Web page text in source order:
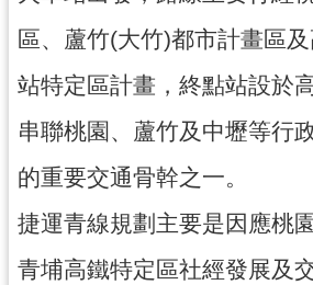
務
資
訊
工
程
度
廉
區、蘆竹(大竹)都市計畫區
站特定區計畫，終點站設於
串聯桃園、蘆竹及中壢等行
的重要交通骨幹之一。
捷運青線規劃主要是因應桃
青埔高鐵特定區社經發展及